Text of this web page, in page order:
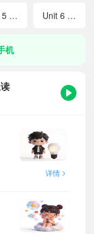
Unit 5 Amazing nature Unit 6 Hitting the road
机
详情 >